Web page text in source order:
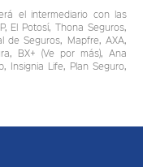
el intermediario con las
El Potosí, Thona Seguros,
de Seguros, Mapfre, AXA,
BX+ (Ve por más), Ana
Insignia Life, Plan Seguro,